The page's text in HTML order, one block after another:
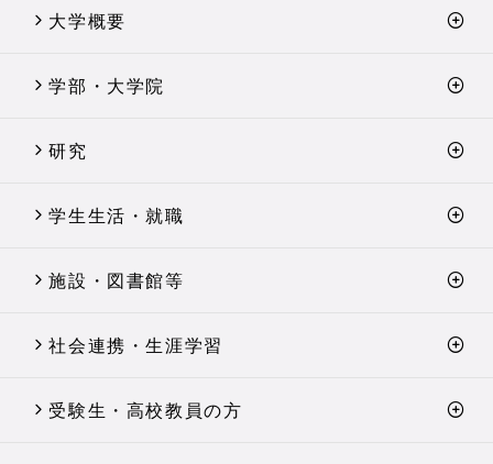
大学概要
学部・大学院
研究
学生生活・就職
施設・図書館等
社会連携・生涯学習
受験生・高校教員の方